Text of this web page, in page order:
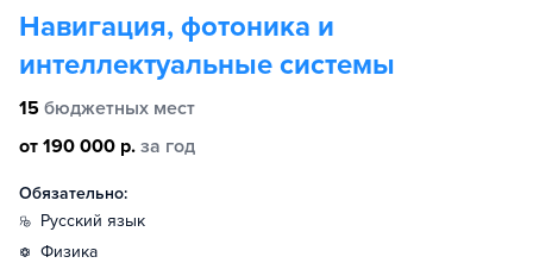
Навигация, фотоника и
интеллектуальные системы
15 бюджетных мест
от 190 000 р. за год
Обязательно:
русский язык
физика